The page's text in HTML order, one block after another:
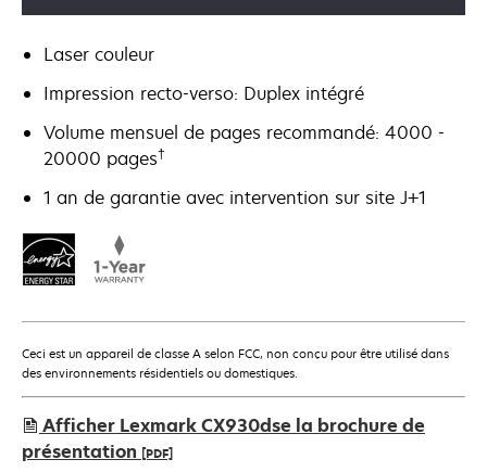
Laser couleur
Impression recto-verso: Duplex intégré
Volume mensuel de pages recommandé: 4000 -
20000 pages†
1 an de garantie avec intervention sur site J+1
Ceci est un appareil de classe A selon FCC, non conçu pour être utilisé dans
des environnements résidentiels ou domestiques.
Afficher Lexmark CX930dse la brochure de
présentation [PDF]